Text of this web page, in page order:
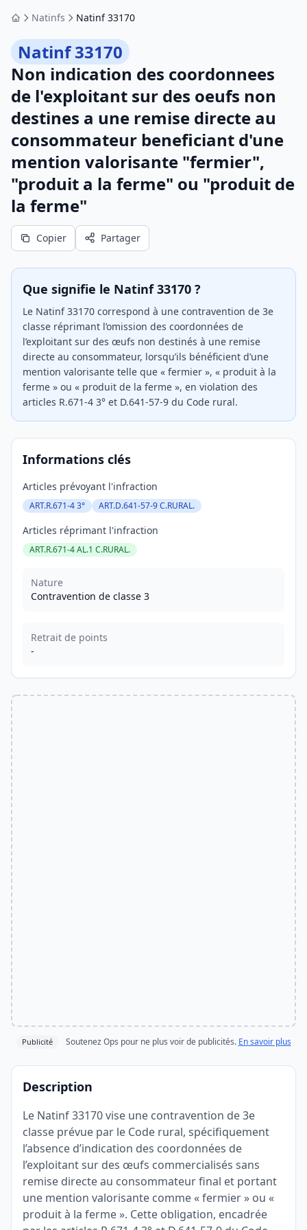
AccueilNatinfs Natinf 33170
Natinf 33170
Non indication des coordonnees
de l'exploitant sur des oeufs non
destines a une remise directe au
consommateur beneficiant d'une
mention valorisante "fermier",
"produit a la ferme" ou "produit de
la ferme"
Copier Partager
Que signifie le Natinf 33170 ?
Le Natinf 33170 correspond à une contravention de 3e
classe réprimant l’omission des coordonnées de
l’exploitant sur des œufs non destinés à une remise
directe au consommateur, lorsqu’ils bénéficient d’une
mention valorisante telle que « fermier », « produit à la
ferme » ou « produit de la ferme », en violation des
articles R.671-4 3° et D.641-57-9 du Code rural.
Informations clés
Articles prévoyant l'infraction
ART.R.671-4 3° ART.D.641-57-9 C.RURAL.
Articles réprimant l'infraction
ART.R.671-4 AL.1 C.RURAL.
Nature
Contravention de classe 3
Retrait de points
-
Publicité Soutenez Ops pour ne plus voir de publicités. En savoir plus
Description
Le Natinf 33170 vise une contravention de 3e
classe prévue par le Code rural, spécifiquement
l’absence d’indication des coordonnées de
l’exploitant sur des œufs commercialisés sans
remise directe au consommateur final et portant
une mention valorisante comme « fermier » ou «
produit à la ferme ». Cette obligation, encadrée